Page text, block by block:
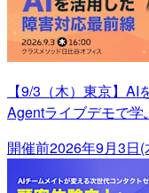
【9/3（木）東京】
Agentライブデモで
開催前2026年9月3日(